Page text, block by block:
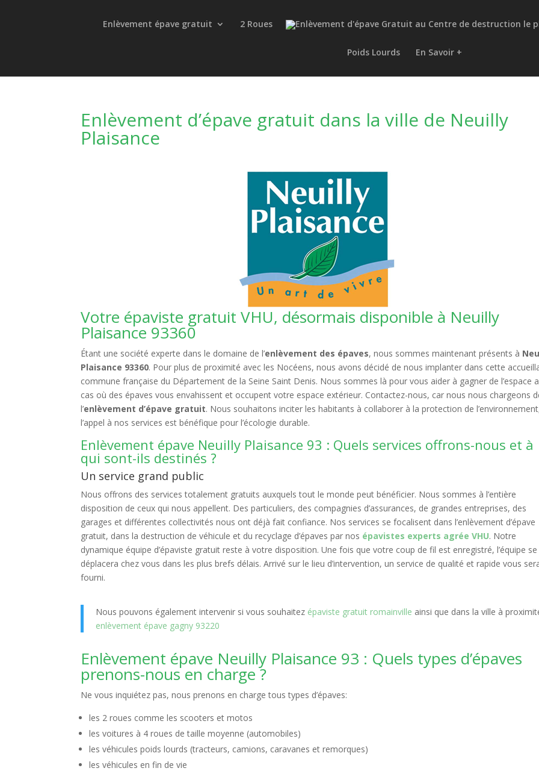
Enlèvement épave gratuit 2 Roues
Poids Lourds En Savoir +
Enlèvement d’épave gratuit dans la ville de Neuilly
Plaisance
Votre épaviste gratuit VHU, désormais disponible à Neuilly
Plaisance 93360
Étant une société experte dans le domaine de l’enlèvement des épaves, nous sommes maintenant présents à
Plaisance 93360. Pour plus de proximité avec les Nocéens, nous avons décidé de nous implanter dans cette
commune française du Département de la Seine Saint Denis. Nous sommes là pour vous aider à gagner de l’espace
cas où des épaves vous envahissent et occupent votre espace extérieur. Contactez-nous, car nous nous chargeons
l’enlèvement d’épave gratuit. Nous souhaitons inciter les habitants à collaborer à la protection de
l’appel à nos services est bénéfique pour l’écologie durable.
Enlèvement épave Neuilly Plaisance 93 : Quels services offrons-nous et à
qui sont-ils destinés ?
Un service grand public
Nous offrons des services totalement gratuits auxquels tout le monde peut bénéficier. Nous sommes à l’entière
disposition de ceux qui nous appellent. Des particuliers, des compagnies d’assurances, de grandes entreprises, des
garages et différentes collectivités nous ont déjà fait confiance. Nos services se focalisent dans l’enlèvement d’épave
gratuit, dans la destruction de véhicule et du recyclage d’épaves par nos épavistes experts agrée VHU. Notre
dynamique équipe d’épaviste gratuit reste à votre disposition. Une fois que votre coup de fil est enregistré, l’équipe se
déplacera chez vous dans les plus brefs délais. Arrivé sur le lieu d’intervention, un service de qualité et rapide vous
fourni.
Nous pouvons également intervenir si vous souhaitez épaviste gratuit romainville ainsi que dans la ville à
enlèvement épave gagny 93220
Enlèvement épave Neuilly Plaisance 93 : Quels types d’épaves
prenons-nous en charge ?
Ne vous inquiétez pas, nous prenons en charge tous types d’épaves:
les 2 roues comme les scooters et motos
les voitures à 4 roues de taille moyenne (automobiles)
les véhicules poids lourds (tracteurs, camions, caravanes et remorques)
les véhicules en fin de vie